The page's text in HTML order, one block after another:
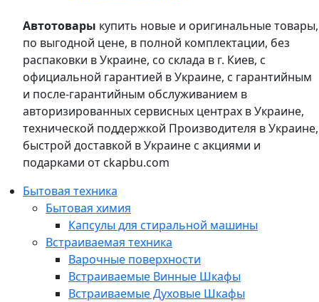
Автотовары купить новые и оригинальные товары,
по выгодной цене, в полной комплектации, без
распаковки в Украине, со склада в г. Киев, с
официальной гарантией в Украине, с гарантийным
и после-гарантийным обслуживанием в
авторизированных сервисных центрах в Украине,
технической поддержкой Производителя в Украине,
быстрой доставкой в Украине с акциями и
подарками от ckapbu.com
Бытовая техника
Бытовая химия
Капсулы для стиральной машины
Встраиваемая техника
Варочные поверхности
Встраиваемые Винные Шкафы
Встраиваемые Духовые Шкафы